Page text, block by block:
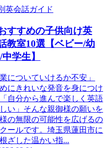
英会話ガイド
すすめの子供向け英
教室10選【ベビー/幼
学生】
についていけるか不安」
めにきれいな発音を身につけ
自分から進んで楽しく英語
い」そんな親御様の願いを
の無限の可能性を広げるの
ールです。埼玉県蓮田市に
ざした温かい指...